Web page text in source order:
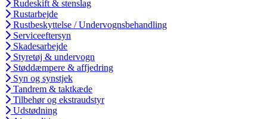
Rudeskift & stenslag
Rustarbejde
Rustbeskyttelse / Undervognsbehandling
Serviceeftersyn
Skadesarbejde
Styretøj & undervogn
Støddæmpere & affjedring
Syn og synstjek
Tandrem & taktkæde
Tilbehør og ekstraudstyr
Udstødning